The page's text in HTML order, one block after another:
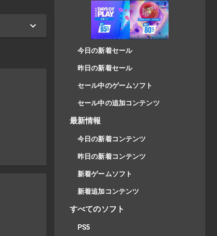
今日の新着セール
昨日の新着セール
セール中のゲームソフト
セール中の追加コンテンツ
最新情報
今日の新着コンテンツ
昨日の新着コンテンツ
新着ゲームソフト
新着追加コンテンツ
すべてのソフト
PS5